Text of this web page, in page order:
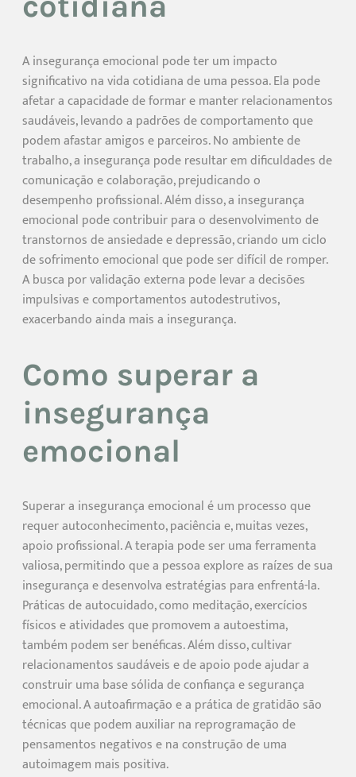
A insegurança emocional pode ter um impacto
significativo na vida cotidiana de uma pessoa. Ela pode
afetar a capacidade de formar e manter relacionamentos
saudáveis, levando a padrões de comportamento que
podem afastar amigos e parceiros. No ambiente de
trabalho, a insegurança pode resultar em dificuldades de
comunicação e colaboração, prejudicando o
desempenho profissional. Além disso, a insegurança
emocional pode contribuir para o desenvolvimento de
transtornos de ansiedade e depressão, criando um ciclo
de sofrimento emocional que pode ser difícil de romper.
A busca por validação externa pode levar a decisões
impulsivas e comportamentos autodestrutivos,
exacerbando ainda mais a insegurança.
Como superar a
insegurança
emocional
Superar a insegurança emocional é um processo que
requer autoconhecimento, paciência e, muitas vezes,
apoio profissional. A terapia pode ser uma ferramenta
valiosa, permitindo que a pessoa explore as raízes de sua
insegurança e desenvolva estratégias para enfrentá-la.
Práticas de autocuidado, como meditação, exercícios
físicos e atividades que promovem a autoestima,
também podem ser benéficas. Além disso, cultivar
relacionamentos saudáveis e de apoio pode ajudar a
construir uma base sólida de confiança e segurança
emocional. A autoafirmação e a prática de gratidão são
técnicas que podem auxiliar na reprogramação de
pensamentos negativos e na construção de uma
autoimagem mais positiva.